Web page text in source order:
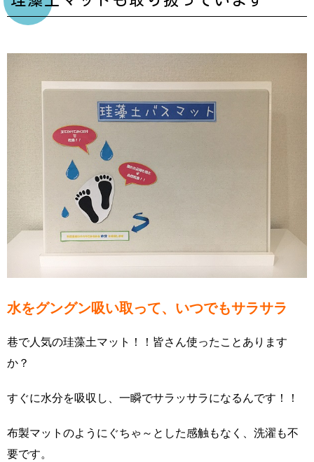
水をグングン吸い取って、いつでもサラサラ
巷で人気の珪藻土マット！！皆さん使ったことあります
か？
すぐに水分を吸収し、一瞬でサラッサラになるんです！！
布製マットのようにぐちゃ～とした感触もなく、洗濯も不
要です。